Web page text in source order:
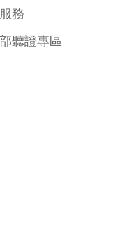
務
聽證專區